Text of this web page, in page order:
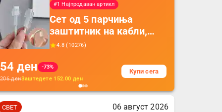
#1 Најпродаван артикл
Сет од 5 парчиња
заштитник на кабли,
прекривка за заштита
додатоци за заштита на
кабли, без батерија, за
мобилни телефони,
комплет за заштита на
4.8 (10276)
54 ден
-73%
206денЗаштедете 152.00 ден
Купи сега
СВЕТ
06 август 2026